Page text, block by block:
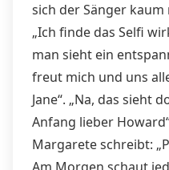
sich der Sänger
„Ich finde das Selfi
man sieht ein
freut mich und uns
Jane“. „Na, das sieht
Anfang lieber
Margarete schreibt: